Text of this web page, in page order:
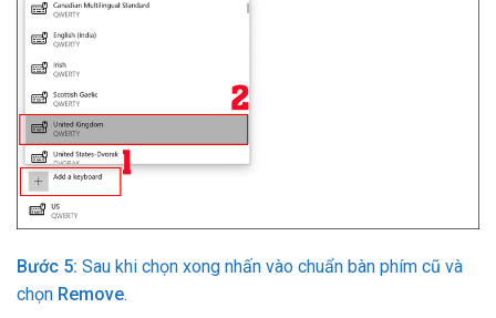
Bước 5: Sau khi chọn xong nhấn vào chuẩn bàn phím cũ và
chọn Remove.